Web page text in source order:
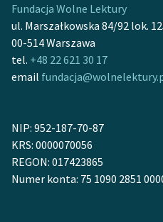
O projekcie
Zespół
Logotypy
Materiały promocyjne
Fundacja Wolne Lektury
ul. Marszałkowska 84/92 lok.
00-514 Warszawa
tel. +48 22 621 30 17
email
NIP: 952-187-70-87
KRS: 0000070056
REGON: 017423865
Numer konta: 75 1090 2851